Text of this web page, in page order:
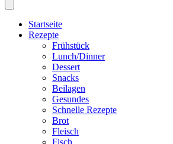
Startseite
Rezepte
Frühstück
Lunch/Dinner
Dessert
Snacks
Beilagen
Gesundes
Schnelle Rezepte
Brot
Fleisch
Fisch